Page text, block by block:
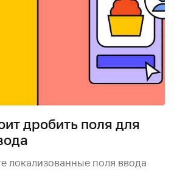
дробить поля для
локализованные поля ввода